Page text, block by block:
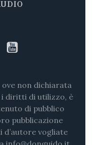
non dichiarata
diritti di utilizzo, è
di pubblico
pubblicazione
vogliate